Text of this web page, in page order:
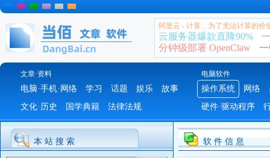
阿里云 - 计算，为了无法计算的价
云服务器爆款直降90%
分钟级部署 OpenClaw
文章·资料 电脑软件
电脑·手机·网络 学习 话题 娱乐
故事
文化·历史
国学典籍 法律法规
操作系统 网络
硬件·驱动程序
本 站 搜 索 软 件 信 息